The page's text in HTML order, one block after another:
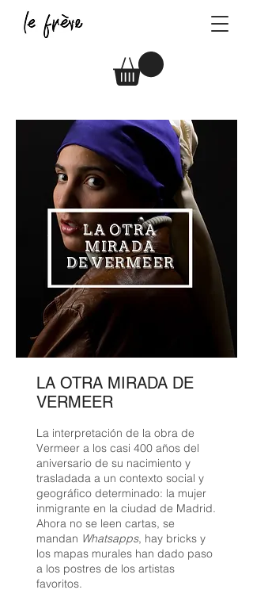
​LA OTRA MIRADA DE
VERMEER​​
La interpretación de la obra de
Vermeer a los casi 400 años del
aniversario de su nacimiento y
trasladada a un contexto social y
geográfico determinado: la mujer
inmigrante en la ciudad de Madrid.
Ahora no se leen cartas, se
mandan Whatsapps, hay bricks y
los mapas murales han dado paso
a los postres de los artistas
favoritos.